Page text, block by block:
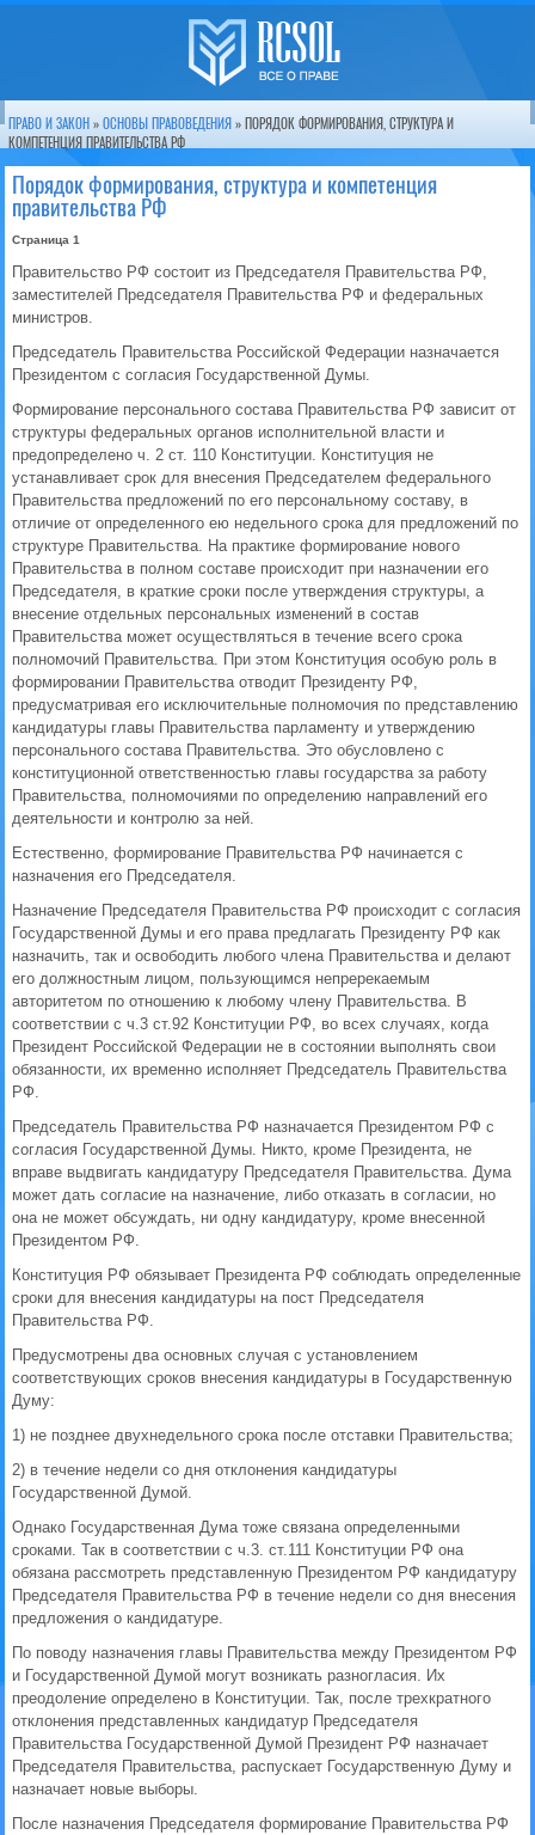
ПРАВО И ЗАКОН » ОСНОВЫ ПРАВОВЕДЕНИЯ » ПОРЯДОК ФОРМИРОВАНИЯ, СТРУКТУРА И
КОМПЕТЕНЦИЯ ПРАВИТЕЛЬСТВА РФ
Порядок формирования, структура и компетенция
правительства РФ
Страница 1
Правительство РФ состоит из Председателя Правительства РФ,
заместителей Председателя Правительства РФ и федеральных
министров.
Председатель Правительства Российской Федерации назначается
Президентом с согласия Государственной Думы.
Формирование персонального состава Правительства РФ зависит от
структуры федеральных органов исполнительной власти и
предопределено ч. 2 ст. 110 Конституции. Конституция не
устанавливает срок для внесения Председателем федерального
Правительства предложений по его персональному составу, в
отличие от определенного ею недельного срока для предложений по
структуре Правительства. На практике формирование нового
Правительства в полном составе происходит при назначении его
Председателя, в краткие сроки после утверждения структуры, а
внесение отдельных персональных изменений в состав
Правительства может осуществляться в течение всего срока
полномочий Правительства. При этом Конституция особую роль в
формировании Правительства отводит Президенту РФ,
предусматривая его исключительные полномочия по представлению
кандидатуры главы Правительства парламенту и утверждению
персонального состава Правительства. Это обусловлено с
конституционной ответственностью главы государства за работу
Правительства, полномочиями по определению направлений его
деятельности и контролю за ней.
Естественно, формирование Правительства РФ начинается с
назначения его Председателя.
Назначение Председателя Правительства РФ происходит с согласия
Государственной Думы и его права предлагать Президенту РФ как
назначить, так и освободить любого члена Правительства и делают
его должностным лицом, пользующимся непререкаемым
авторитетом по отношению к любому члену Правительства. В
соответствии с ч.3 ст.92 Конституции РФ, во всех случаях, когда
Президент Российской Федерации не в состоянии выполнять свои
обязанности, их временно исполняет Председатель Правительства
РФ.
Председатель Правительства РФ назначается Президентом РФ с
согласия Государственной Думы. Никто, кроме Президента, не
вправе выдвигать кандидатуру Председателя Правительства. Дума
может дать согласие на назначение, либо отказать в согласии, но
она не может обсуждать, ни одну кандидатуру, кроме внесенной
Президентом РФ.
Конституция РФ обязывает Президента РФ соблюдать определенные
сроки для внесения кандидатуры на пост Председателя
Правительства РФ.
Предусмотрены два основных случая с установлением
соответствующих сроков внесения кандидатуры в Государственную
Думу:
1) не позднее двухнедельного срока после отставки Правительства;
2) в течение недели со дня отклонения кандидатуры
Государственной Думой.
Однако Государственная Дума тоже связана определенными
сроками. Так в соответствии с ч.3. ст.111 Конституции РФ она
обязана рассмотреть представленную Президентом РФ кандидатуру
Председателя Правительства РФ в течение недели со дня внесения
предложения о кандидатуре.
По поводу назначения главы Правительства между Президентом РФ
и Государственной Думой могут возникать разногласия. Их
преодоление определено в Конституции. Так, после трехкратного
отклонения представленных кандидатур Председателя
Правительства Государственной Думой Президент РФ назначает
Председателя Правительства, распускает Государственную Думу и
назначает новые выборы.
После назначения Председателя формирование Правительства РФ